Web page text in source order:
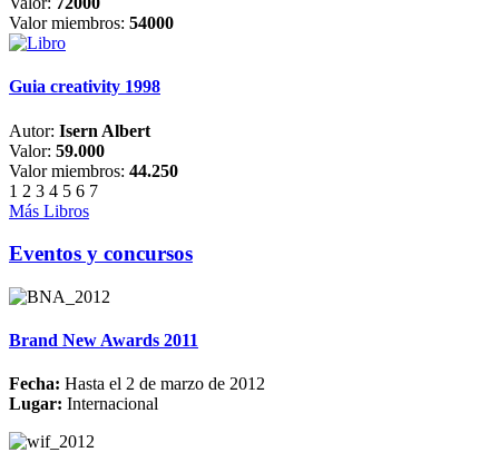
Valor miembros: 54000
Guia creativity 1998
Autor: Isern Albert
Valor: 59.000
Valor miembros: 44.250
1 2 3 4 5 6 7
Más Libros
Eventos y concursos
Brand New Awards 2011
Fecha: Hasta el 2 de marzo de 2012
Lugar: Internacional